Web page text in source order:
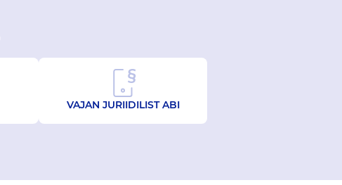
VAJAN JURIIDILIST ABI